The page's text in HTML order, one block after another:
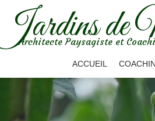
de
Architecte Paysagiste et
ACCUEIL